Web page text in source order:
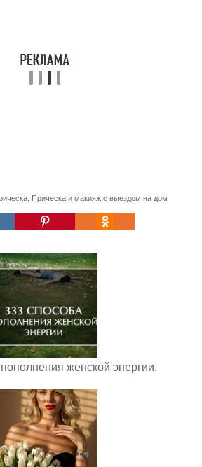
Прическа и макияж с выездом на дом
женской энергии.